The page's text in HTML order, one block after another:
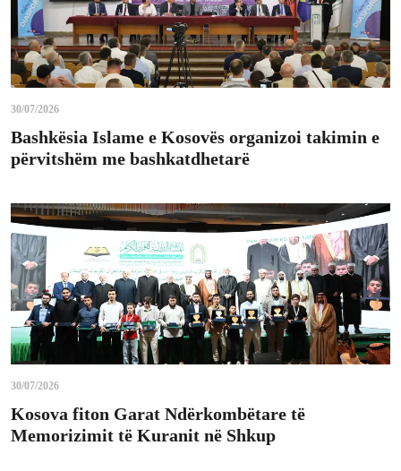
30/07/2026
Bashkësia Islame e Kosovës organizoi takimin e
përvitshëm me bashkatdhetarë
30/07/2026
Kosova fiton Garat Ndërkombëtare të
Memorizimit të Kuranit në Shkup